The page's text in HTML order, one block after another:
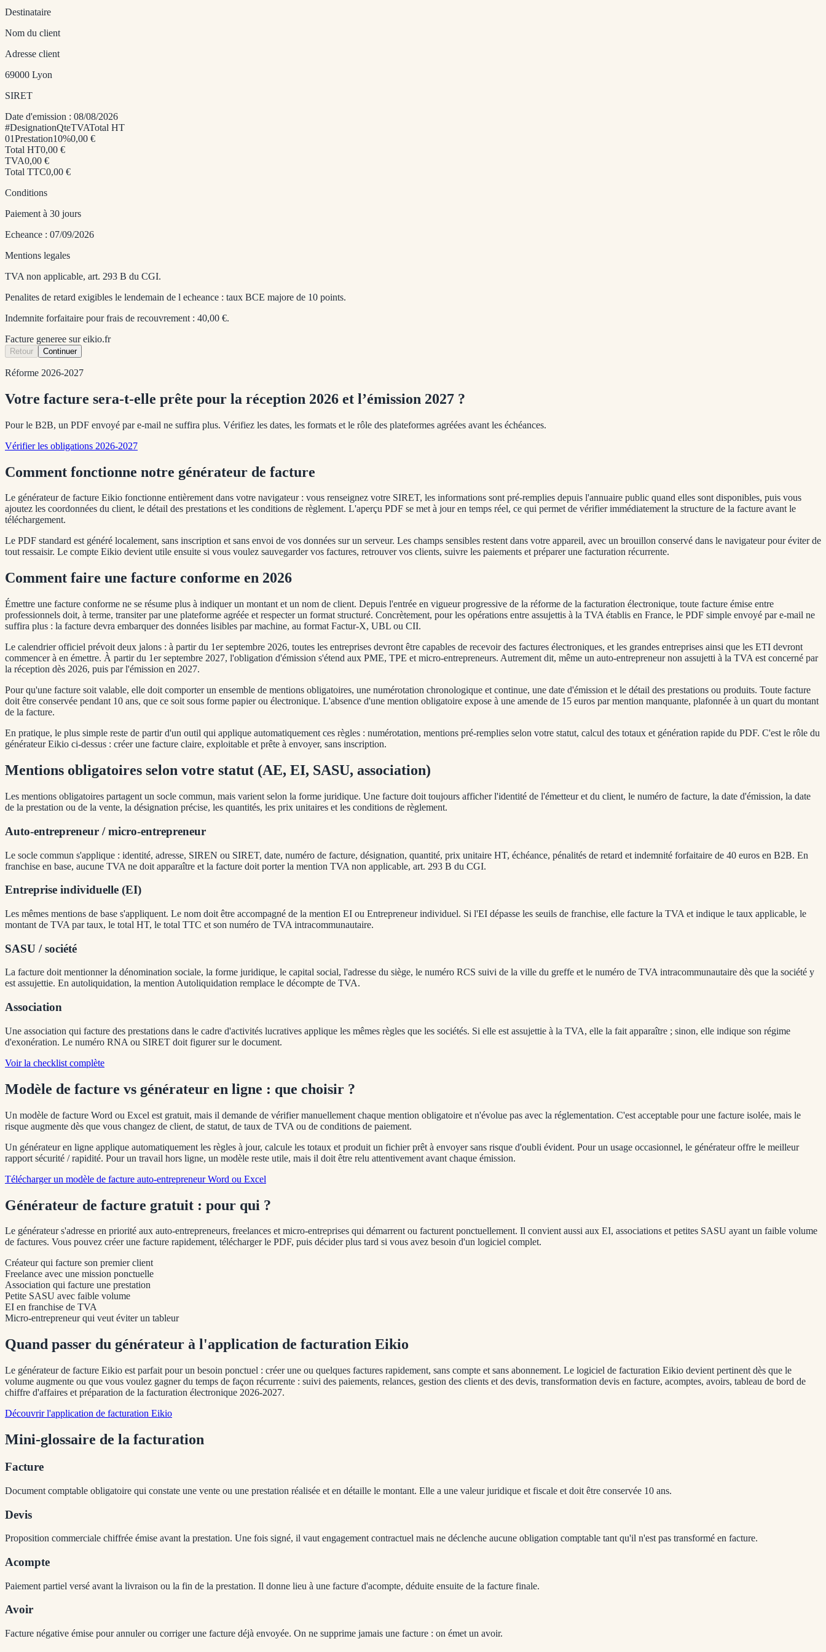
Destinataire
Nom du client
Adresse client
69000 Lyon
SIRET
Date d'emission : 08/08/2026
#DesignationQteTVATotal HT
01Prestation10%0,00 €
Total HT0,00 €
TVA0,00 €
Total TTC0,00 €
Conditions
Paiement à 30 jours
Echeance : 07/09/2026
Mentions legales
TVA non applicable, art. 293 B du CGI.
Penalites de retard exigibles le lendemain de l echeance : taux BCE majore de 10 points.
Indemnite forfaitaire pour frais de recouvrement : 40,00 €.
Facture generee sureikio.fr
Retour Continuer
Réforme 2026-2027
Votre facture sera-t-elle prête pour la réception 2026 et l’émission 2027 ?
Pour le B2B, un PDF envoyé par e-mail ne suffira plus. Vérifiez les dates, les formats et le rôle des plateformes agréées avant les échéances.
Vérifier les obligations 2026-2027
Comment fonctionne notre générateur de facture
Le générateur de facture Eikio fonctionne entièrement dans votre navigateur : vous renseignez votre SIRET, les informations sont pré-remplies depuis l'annuaire public quand elles sont disponibles, puis vous
ajoutez les coordonnées du client, le détail des prestations et les conditions de règlement. L'aperçu PDF se met à jour en temps réel, ce qui permet de vérifier immédiatement la structure de la facture avant le
téléchargement.
Le PDF standard est généré localement, sans inscription et sans envoi de vos données sur un serveur. Les champs sensibles restent dans votre appareil, avec un brouillon conservé dans le navigateur pour éviter de
tout ressaisir. Le compte Eikio devient utile ensuite si vous voulez sauvegarder vos factures, retrouver vos clients, suivre les paiements et préparer une facturation récurrente.
Comment faire une facture conforme en 2026
Émettre une facture conforme ne se résume plus à indiquer un montant et un nom de client. Depuis l'entrée en vigueur progressive de la réforme de la facturation électronique, toute facture émise entre
professionnels doit, à terme, transiter par une plateforme agréée et respecter un format structuré. Concrètement, pour les opérations entre assujettis à la TVA établis en France, le PDF simple envoyé par e-mail ne
suffira plus : la facture devra embarquer des données lisibles par machine, au format Factur-X, UBL ou CII.
Le calendrier officiel prévoit deux jalons : à partir du 1er septembre 2026, toutes les entreprises devront être capables de recevoir des factures électroniques, et les grandes entreprises ainsi que les ETI devront
commencer à en émettre. À partir du 1er septembre 2027, l'obligation d'émission s'étend aux PME, TPE et micro-entrepreneurs. Autrement dit, même un auto-entrepreneur non assujetti à la TVA est concerné par
la réception dès 2026, puis par l'émission en 2027.
Pour qu'une facture soit valable, elle doit comporter un ensemble de mentions obligatoires, une numérotation chronologique et continue, une date d'émission et le détail des prestations ou produits. Toute facture
doit être conservée pendant 10 ans, que ce soit sous forme papier ou électronique. L'absence d'une mention obligatoire expose à une amende de 15 euros par mention manquante, plafonnée à un quart du montant
de la facture.
En pratique, le plus simple reste de partir d'un outil qui applique automatiquement ces règles : numérotation, mentions pré-remplies selon votre statut, calcul des totaux et génération rapide du PDF. C'est le rôle du
générateur Eikio ci-dessus : créer une facture claire, exploitable et prête à envoyer, sans inscription.
Mentions obligatoires selon votre statut (AE, EI, SASU, association)
Les mentions obligatoires partagent un socle commun, mais varient selon la forme juridique. Une facture doit toujours afficher l'identité de l'émetteur et du client, le numéro de facture, la date d'émission, la date
de la prestation ou de la vente, la désignation précise, les quantités, les prix unitaires et les conditions de règlement.
Auto-entrepreneur / micro-entrepreneur
Le socle commun s'applique : identité, adresse, SIREN ou SIRET, date, numéro de facture, désignation, quantité, prix unitaire HT, échéance, pénalités de retard et indemnité forfaitaire de 40 euros en B2B. En
franchise en base, aucune TVA ne doit apparaître et la facture doit porter la mention TVA non applicable, art. 293 B du CGI.
Entreprise individuelle (EI)
Les mêmes mentions de base s'appliquent. Le nom doit être accompagné de la mention EI ou Entrepreneur individuel. Si l'EI dépasse les seuils de franchise, elle facture la TVA et indique le taux applicable, le
montant de TVA par taux, le total HT, le total TTC et son numéro de TVA intracommunautaire.
SASU / société
La facture doit mentionner la dénomination sociale, la forme juridique, le capital social, l'adresse du siège, le numéro RCS suivi de la ville du greffe et le numéro de TVA intracommunautaire dès que la société y
est assujettie. En autoliquidation, la mention Autoliquidation remplace le décompte de TVA.
Association
Une association qui facture des prestations dans le cadre d'activités lucratives applique les mêmes règles que les sociétés. Si elle est assujettie à la TVA, elle la fait apparaître ; sinon, elle indique son régime
d'exonération. Le numéro RNA ou SIRET doit figurer sur le document.
Voir la checklist complète
Modèle de facture vs générateur en ligne : que choisir ?
Un modèle de facture Word ou Excel est gratuit, mais il demande de vérifier manuellement chaque mention obligatoire et n'évolue pas avec la réglementation. C'est acceptable pour une facture isolée, mais le
risque augmente dès que vous changez de client, de statut, de taux de TVA ou de conditions de paiement.
Un générateur en ligne applique automatiquement les règles à jour, calcule les totaux et produit un fichier prêt à envoyer sans risque d'oubli évident. Pour un usage occasionnel, le générateur offre le meilleur
rapport sécurité / rapidité. Pour un travail hors ligne, un modèle reste utile, mais il doit être relu attentivement avant chaque émission.
Télécharger un modèle de facture auto-entrepreneur Word ou Excel
Générateur de facture gratuit : pour qui ?
Le générateur s'adresse en priorité aux auto-entrepreneurs, freelances et micro-entreprises qui démarrent ou facturent ponctuellement. Il convient aussi aux EI, associations et petites SASU ayant un faible volume
de factures. Vous pouvez créer une facture rapidement, télécharger le PDF, puis décider plus tard si vous avez besoin d'un logiciel complet.
Créateur qui facture son premier client
Freelance avec une mission ponctuelle
Association qui facture une prestation
Petite SASU avec faible volume
EI en franchise de TVA
Micro-entrepreneur qui veut éviter un tableur
Quand passer du générateur à l'application de facturation Eikio
Le générateur de facture Eikio est parfait pour un besoin ponctuel : créer une ou quelques factures rapidement, sans compte et sans abonnement. Le logiciel de facturation Eikio devient pertinent dès que le
volume augmente ou que vous voulez gagner du temps de façon récurrente : suivi des paiements, relances, gestion des clients et des devis, transformation devis en facture, acomptes, avoirs, tableau de bord de
chiffre d'affaires et préparation de la facturation électronique 2026-2027.
Découvrir l'application de facturation Eikio
Mini-glossaire de la facturation
Facture
Document comptable obligatoire qui constate une vente ou une prestation réalisée et en détaille le montant. Elle a une valeur juridique et fiscale et doit être conservée 10 ans.
Devis
Proposition commerciale chiffrée émise avant la prestation. Une fois signé, il vaut engagement contractuel mais ne déclenche aucune obligation comptable tant qu'il n'est pas transformé en facture.
Acompte
Paiement partiel versé avant la livraison ou la fin de la prestation. Il donne lieu à une facture d'acompte, déduite ensuite de la facture finale.
Avoir
Facture négative émise pour annuler ou corriger une facture déjà envoyée. On ne supprime jamais une facture : on émet un avoir.